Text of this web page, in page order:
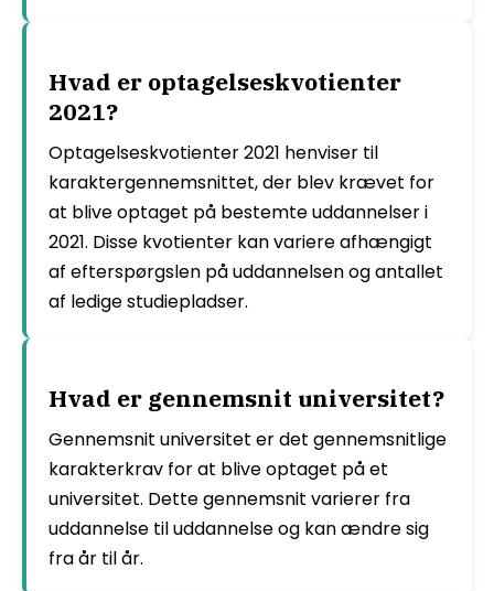
Hvad er optagelseskvotienter
2021?
Optagelseskvotienter 2021 henviser til
karaktergennemsnittet, der blev krævet for
at blive optaget på bestemte uddannelser i
2021. Disse kvotienter kan variere afhængigt
af efterspørgslen på uddannelsen og antallet
af ledige studiepladser.
Hvad er gennemsnit universitet?
Gennemsnit universitet er det gennemsnitlige
karakterkrav for at blive optaget på et
universitet. Dette gennemsnit varierer fra
uddannelse til uddannelse og kan ændre sig
fra år til år.